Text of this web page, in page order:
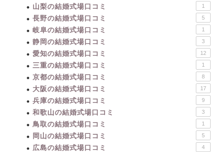
山梨の結婚式場口コミ 1
長野の結婚式場口コミ 5
岐阜の結婚式場口コミ 1
静岡の結婚式場口コミ 3
愛知の結婚式場口コミ 12
三重の結婚式場口コミ 1
京都の結婚式場口コミ 8
大阪の結婚式場口コミ 17
兵庫の結婚式場口コミ 9
和歌山の結婚式場口コミ 3
鳥取の結婚式場口コミ 1
岡山の結婚式場口コミ 5
広島の結婚式場口コミ 4